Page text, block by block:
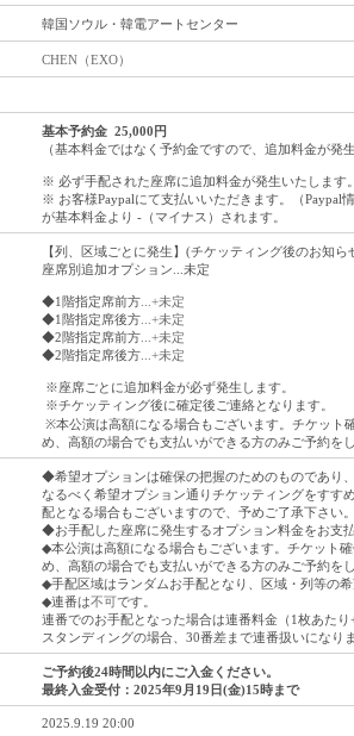
韓国ソウル・韓電アートセンター
CHEN（EXO）
基本予約金 25,000円
（基本料金ではなく予約金ですので、追加料金が発
※ 必ず手配された座席に追加料金が発生いたします。
※ お客様Paypalにて支払いいただきます。（Paypal
が基本料金より -（マイナス）されます。
【列、区域ごとに発生】(チケッティング後のお知ら
座席別追加オプション...未定
◆1階指定席前方 ...+未定
◆1階指定席後方 ...+未定
◆2階指定席前方 ...+未定
◆2階指定席後方 ...+未定
※座席ごとに追加料金が必ず発生します。
※チケッティング後に確定後ご連絡となります。
※本公演は高額になる場合もございます。チケット
め、高額の場合でも支払いができる方のみご予約を
◆希望オプションは確保の把握のためのものであり
なるべく希望オプション通りチケッティングをすす
配となる場合もございますので、予めご了承下さい。
◆お手配した座席に発生するオプション料金をお支払
◆本公演は高額になる場合もございます。チケット
め、高額の場合でも支払いができる方のみご予約を
◆手配区域はランダムお手配となり、区域・列等の希
◆連番は不可です。
連番でのお手配となった場合は連番料金（1枚あたり
スタンディングの場合、30番差まで連番扱いになりま
ご予約後24時間以内にご入金ください。
最終入金受付： 2025年9月19日(金)15時まで
2025.9.19 20:00